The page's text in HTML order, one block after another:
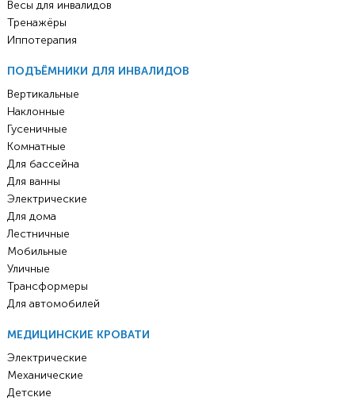
Весы для инвалидов
Тренажёры
Иппотерапия
ПОДЪЁМНИКИ ДЛЯ ИНВАЛИДОВ
Вертикальные
Наклонные
Гусеничные
Комнатные
Для бассейна
Для ванны
Электрические
Для дома
Лестничные
Мобильные
Уличные
Трансформеры
Для автомобилей
МЕДИЦИНСКИЕ КРОВАТИ
Электрические
Механические
Детские